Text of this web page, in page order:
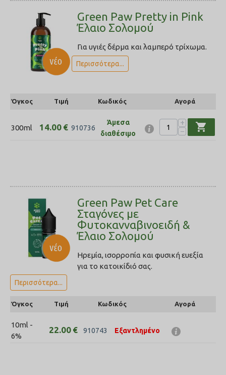
Green Paw Pretty in Pink
Έλαιο Σολοµού
Για υγιές δέρµα και λαμπερό τρίχωµα.
Περισσότερα...
Όγκος Τιμή Κωδικός Αγορά
300ml 14.00 € 910736
Άμεσα
διαθέσιμο
+
−
shopping_cart
Green Paw Pet Care
Σταγόνες με
Φυτοκανναβινοειδή &
Έλαιο Σολομού
Ηρεμία, ισορροπία και φυσική ευεξία
για το κατοικίδιό σας.
Περισσότερα...
Όγκος Τιμή Κωδικός Αγορά
10ml -
6%
22.00 € 910743 Εξαντλημένο